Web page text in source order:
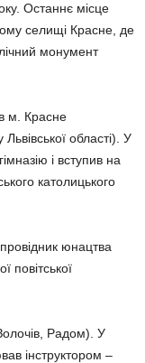
Останнє місце
селищі Красне, де
монумент
м. Красне
області). У
і вступив на
католицького
юнацтва
повітської
Радом). У
інструктором –